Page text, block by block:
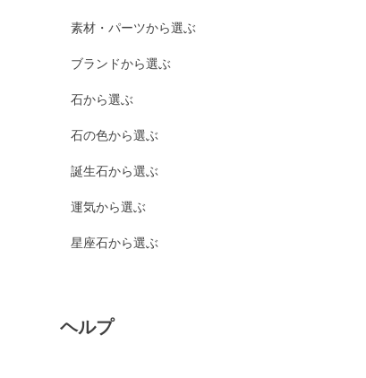
素材・パーツから選ぶ
ブランドから選ぶ
石から選ぶ
石の色から選ぶ
誕生石から選ぶ
運気から選ぶ
星座石から選ぶ
ヘルプ